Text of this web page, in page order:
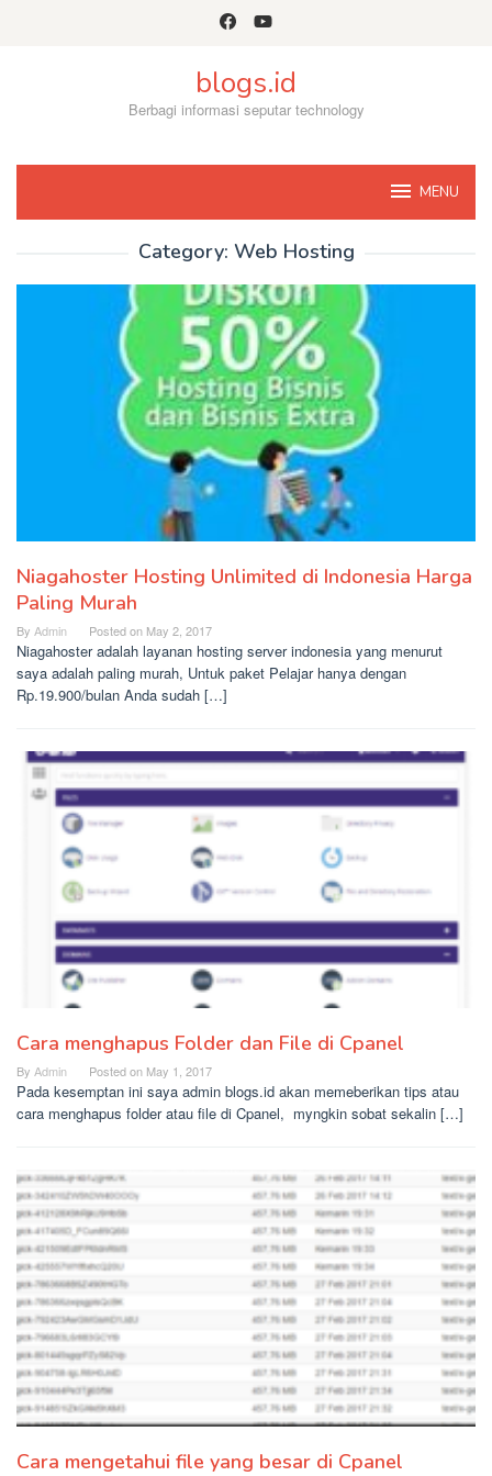
blogs.id
Berbagi informasi seputar technology
MENU
Category: Web Hosting
Niagahoster Hosting Unlimited di Indonesia Harga
Paling Murah
By Admin Posted on May 2, 2017
Niagahoster adalah layanan hosting server indonesia yang menurut
saya adalah paling murah, Untuk paket Pelajar hanya dengan
Rp.19.900/bulan Anda sudah […]
Cara menghapus Folder dan File di Cpanel
By Admin Posted on May 1, 2017
Pada kesemptan ini saya admin blogs.id akan memeberikan tips atau
cara menghapus folder atau file di Cpanel, myngkin sobat sekalin […]
Cara mengetahui file yang besar di Cpanel